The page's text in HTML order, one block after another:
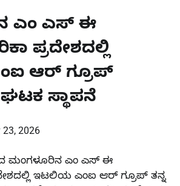
ಎಂ ಎಸ್ ಈ
ಪ್ರದೇಶದಲ್ಲಿ
ಆರ್ ಗ್ರೂಪ್
ಸ್ಥಾಪನೆ
23, 2026
ಮಂಗಳೂರಿನ ಎಂ ಎಸ್ ಈ
ಇಟಲಿಯ ಎಂಐ ಆರ್ ಗ್ರೂಪ್ ತನ್ನ